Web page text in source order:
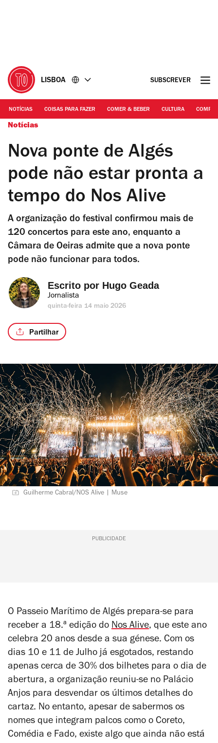
LISBOA SUBSCREVER
NOTÍCIAS COISAS PARA FAZER COMER & BEBER CULTURA
Notícias
Nova ponte de Algés
pode não estar pronta a
tempo do Nos Alive
A organização do festival confirmou mais de
120 concertos para este ano, enquanto a
Câmara de Oeiras admite que a nova ponte
pode não funcionar para todos.
Escrito por Hugo Geada
Jornalista
quinta-feira 14 maio 2026
Partilhar
Guilherme Cabral/NOS Alive | Muse
PUBLICIDADE
O Passeio Marítimo de Algés prepara-se para
receber a 18.ª edição do Nos Alive, que este ano
celebra 20 anos desde a sua génese. Com os
dias 10 e 11 de Julho já esgotados, restando
apenas cerca de 30% dos bilhetes para o dia de
abertura, a organização reuniu-se no Palácio
Anjos para desvendar os últimos detalhes do
cartaz. No entanto, apesar de sabermos os
nomes que integram palcos como o Coreto,
Comédia e Fado, existe algo que ainda não está